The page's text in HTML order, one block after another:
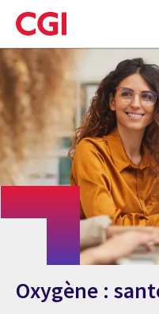
Skip
to
main
content
Oxygène :